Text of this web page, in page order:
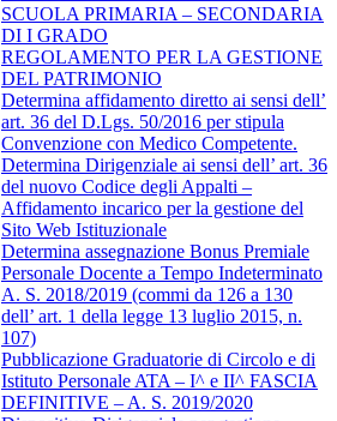
SCUOLA PRIMARIA – SECONDARIA
DI I GRADO
REGOLAMENTO PER LA GESTIONE
DEL PATRIMONIO
Determina affidamento diretto ai sensi dell’
art. 36 del D.Lgs. 50/2016 per stipula
Convenzione con Medico Competente.
Determina Dirigenziale ai sensi dell’ art. 36
del nuovo Codice degli Appalti –
Affidamento incarico per la gestione del
Sito Web Istituzionale
Determina assegnazione Bonus Premiale
Personale Docente a Tempo Indeterminato
A. S. 2018/2019 (commi da 126 a 130
dell’ art. 1 della legge 13 luglio 2015, n.
107)
Pubblicazione Graduatorie di Circolo e di
Istituto Personale ATA – I^ e II^ FASCIA
DEFINITIVE – A. S. 2019/2020